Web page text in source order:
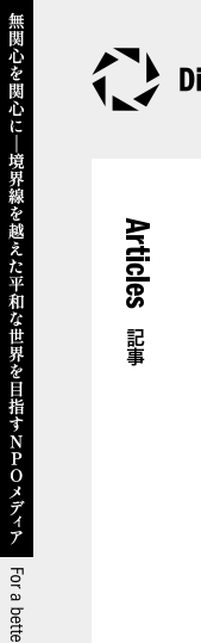
Articles
記事